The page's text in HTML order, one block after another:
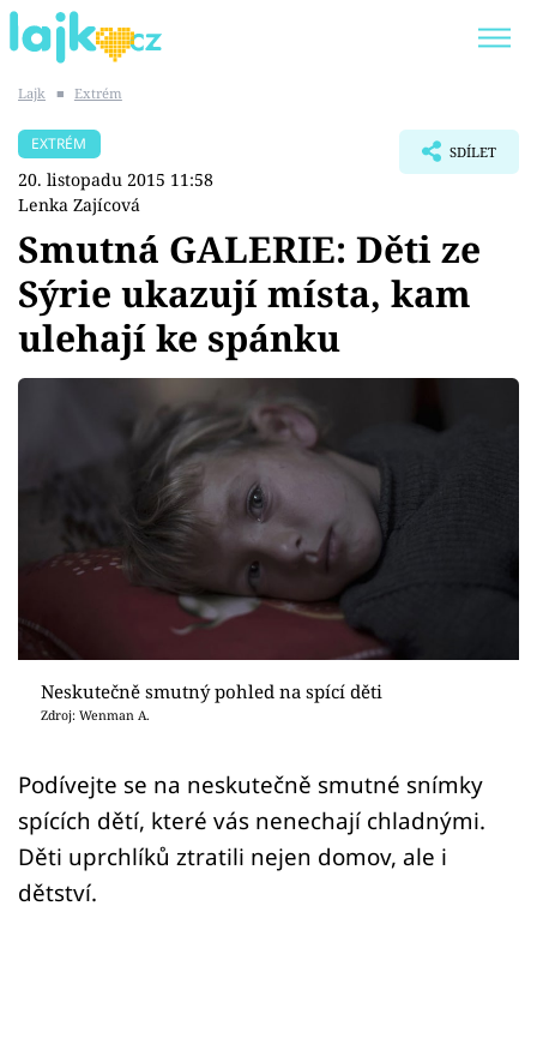
SHOPAHOLICADEL
Témata
Showbyznys
Sex a vztahy
Sledujte prima+
Přihlášení
Sledujte nás
Lajk ■ Extrém
EXTRÉM
20. listopadu 2015 11:58
Lenka Zajícová
SDÍLET
Smutná GALERIE: Děti ze
Sýrie ukazují místa, kam
ulehají ke spánku
Neskutečně smutný pohled na spící děti
Zdroj: Wenman A.
Podívejte se na neskutečně smutné snímky
spících dětí, které vás nenechají chladnými.
Děti uprchlíků ztratili nejen domov, ale i
dětství.